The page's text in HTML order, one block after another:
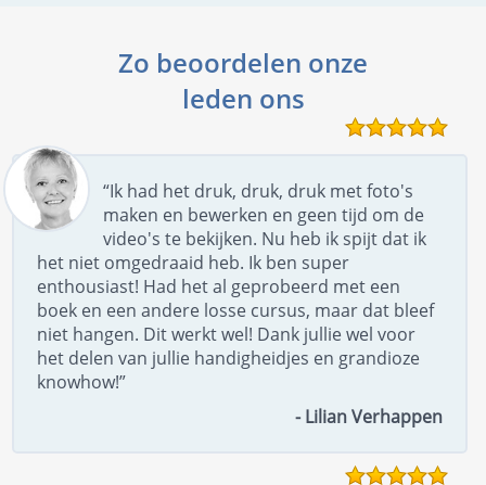
Zo beoordelen onze
leden ons
“Ik had het druk, druk, druk met foto's
maken en bewerken en geen tijd om de
video's te bekijken. Nu heb ik spijt dat ik
het niet omgedraaid heb. Ik ben super
enthousiast! Had het al geprobeerd met een
boek en een andere losse cursus, maar dat bleef
niet hangen. Dit werkt wel! Dank jullie wel voor
het delen van jullie handigheidjes en grandioze
knowhow!”
- Lilian Verhappen